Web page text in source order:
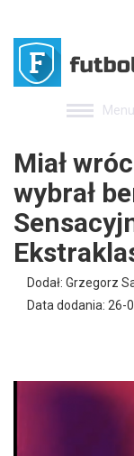
Menu
Miał
wybrał
Dodał: Grzegorz
Data dodania: 26-